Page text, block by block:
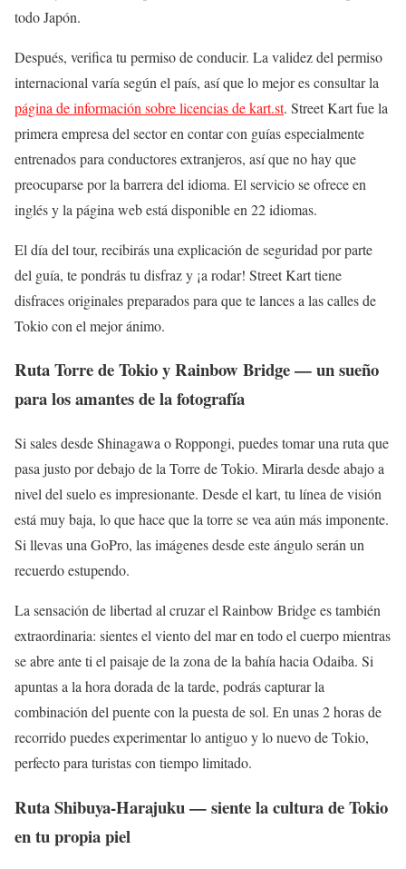
todo Japón.
Después, verifica tu permiso de conducir. La validez del permiso
internacional varía según el país, así que lo mejor es consultar la
página de información sobre licencias de kart.st. Street Kart fue la
primera empresa del sector en contar con guías especialmente
entrenados para conductores extranjeros, así que no hay que
preocuparse por la barrera del idioma. El servicio se ofrece en
inglés y la página web está disponible en 22 idiomas.
El día del tour, recibirás una explicación de seguridad por parte
del guía, te pondrás tu disfraz y ¡a rodar! Street Kart tiene
disfraces originales preparados para que te lances a las calles de
Tokio con el mejor ánimo.
Ruta Torre de Tokio y Rainbow Bridge — un sueño
para los amantes de la fotografía
Si sales desde Shinagawa o Roppongi, puedes tomar una ruta que
pasa justo por debajo de la Torre de Tokio. Mirarla desde abajo a
nivel del suelo es impresionante. Desde el kart, tu línea de visión
está muy baja, lo que hace que la torre se vea aún más imponente.
Si llevas una GoPro, las imágenes desde este ángulo serán un
recuerdo estupendo.
La sensación de libertad al cruzar el Rainbow Bridge es también
extraordinaria: sientes el viento del mar en todo el cuerpo mientras
se abre ante ti el paisaje de la zona de la bahía hacia Odaiba. Si
apuntas a la hora dorada de la tarde, podrás capturar la
combinación del puente con la puesta de sol. En unas 2 horas de
recorrido puedes experimentar lo antiguo y lo nuevo de Tokio,
perfecto para turistas con tiempo limitado.
Ruta Shibuya-Harajuku — siente la cultura de Tokio
en tu propia piel